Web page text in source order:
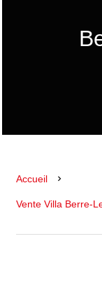
Accueil
Vente Villa Berre-